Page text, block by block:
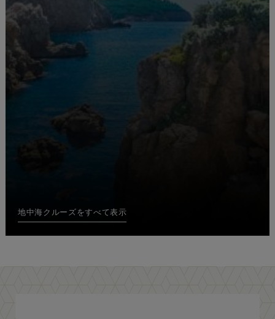
地中海クルーズをすべて表示